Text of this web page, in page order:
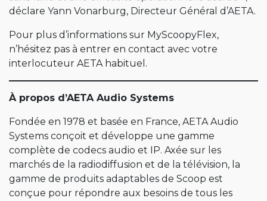
déclare Yann Vonarburg, Directeur Général d’AETA.
Pour plus d’informations sur MyScoopyFlex,
n’hésitez pas à entrer en contact avec votre
interlocuteur AETA habituel.
À propos d’AETA Audio Systems
Fondée en 1978 et basée en France, AETA Audio
Systems conçoit et développe une gamme
complète de codecs audio et IP. Axée sur les
marchés de la radiodiffusion et de la télévision, la
gamme de produits adaptables de Scoop est
conçue pour répondre aux besoins de tous les